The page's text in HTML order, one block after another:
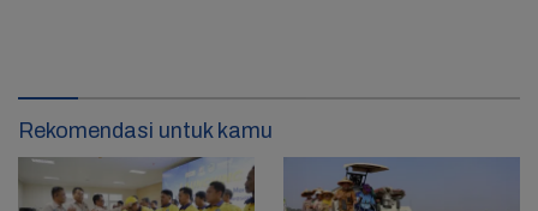
Rekomendasi untuk kamu